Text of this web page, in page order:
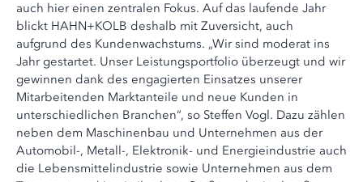
auch hier einen zentralen Fokus. Auf das laufende Jahr
blickt HAHN+KOLB deshalb mit Zuversicht, auch
aufgrund des Kundenwachstums. „Wir sind moderat ins
Jahr gestartet. Unser Leistungsportfolio überzeugt und wir
gewinnen dank des engagierten Einsatzes unserer
Mitarbeitenden Marktanteile und neue Kunden in
unterschiedlichen Branchen“, so Steffen Vogl. Dazu zählen
neben dem Maschinenbau und Unternehmen aus der
Automobil-, Metall-, Elektronik- und Energieindustrie auch
die Lebensmittelindustrie sowie Unternehmen aus dem